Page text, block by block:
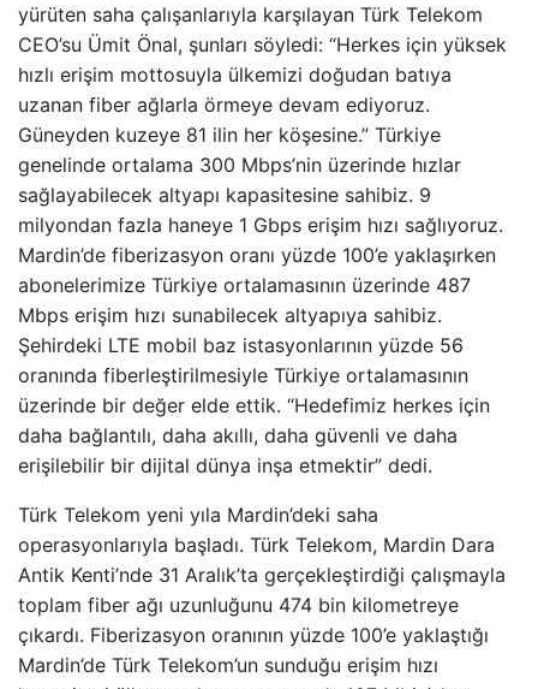
yürüten saha çalışanlarıyla karşılayan Türk Telekom
CEO’su Ümit Önal, şunları söyledi: “Herkes için yüksek
hızlı erişim mottosuyla ülkemizi doğudan batıya
uzanan fiber ağlarla örmeye devam ediyoruz.
Güneyden kuzeye 81 ilin her köşesine.” Türkiye
genelinde ortalama 300 Mbps’nin üzerinde hızlar
sağlayabilecek altyapı kapasitesine sahibiz. 9
milyondan fazla haneye 1 Gbps erişim hızı sağlıyoruz.
Mardin’de fiberizasyon oranı yüzde 100’e yaklaşırken
abonelerimize Türkiye ortalamasının üzerinde 487
Mbps erişim hızı sunabilecek altyapıya sahibiz.
Şehirdeki LTE mobil baz istasyonlarının yüzde 56
oranında fiberleştirilmesiyle Türkiye ortalamasının
üzerinde bir değer elde ettik. “Hedefimiz herkes için
daha bağlantılı, daha akıllı, daha güvenli ve daha
erişilebilir bir dijital dünya inşa etmektir” dedi.
Türk Telekom yeni yıla Mardin’deki saha
operasyonlarıyla başladı. Türk Telekom, Mardin Dara
Antik Kenti’nde 31 Aralık’ta gerçekleştirdiği çalışmayla
toplam fiber ağı uzunluğunu 474 bin kilometreye
çıkardı. Fiberizasyon oranının yüzde 100’e yaklaştığı
Mardin’de Türk Telekom’un sunduğu erişim hızı